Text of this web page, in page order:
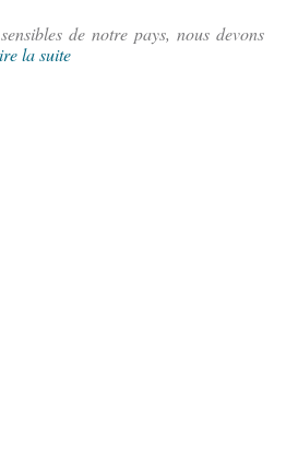
de notre pays, nous devons
la suite